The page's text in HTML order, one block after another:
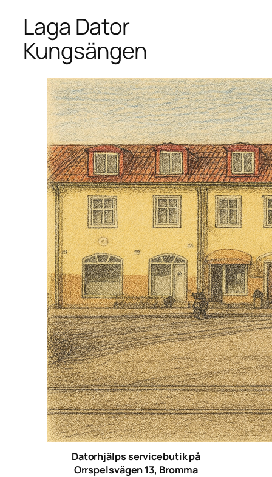
Laga Dator
Kungsängen
Datorhjälps servicebutik på
Orrspelsvägen 13, Bromma